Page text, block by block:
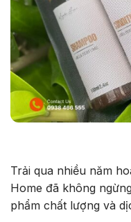
Trải qua nhiều năm
Home đã không
phẩm chất lượng và